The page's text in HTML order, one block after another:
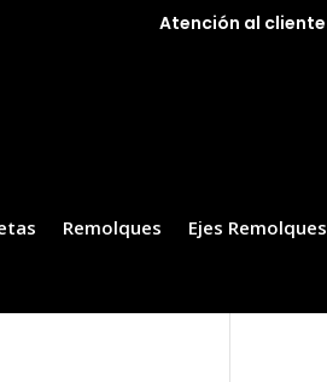
Atención al cliente
Remolques
Ejes Remolques